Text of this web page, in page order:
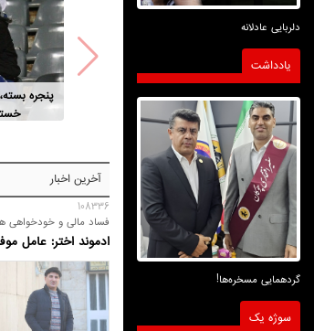
پنجره
آخرین اخبار
108336
فساد مالی و خودخواهی
ادموند اختر: عامل
دلربایی عادلانه
یادداشت
گردهمایی مسخره‌ها!
سوژه یک